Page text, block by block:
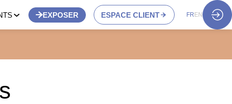
EXPOSER ESPACE CLIENT FR EN